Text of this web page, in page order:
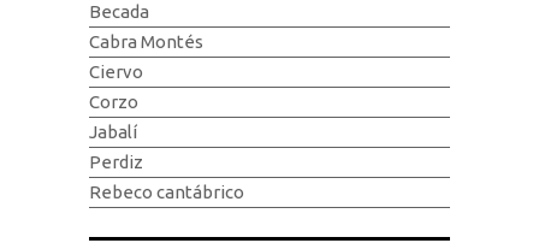
Becada
Cabra Montés
Ciervo
Corzo
Jabalí
Perdiz
Rebeco cantábrico